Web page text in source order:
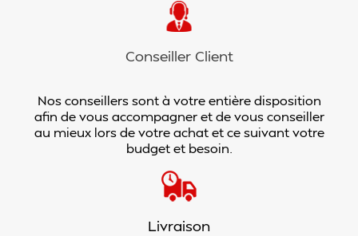
Conseiller Client
Nos conseillers sont à votre entière disposition
afin de vous accompagner et de vous conseiller
au mieux lors de votre achat et ce suivant votre
budget et besoin.
Livraison